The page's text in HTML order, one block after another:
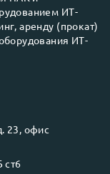
ИТ-
аренду (прокат)
ИТ-
23, офис
ст6